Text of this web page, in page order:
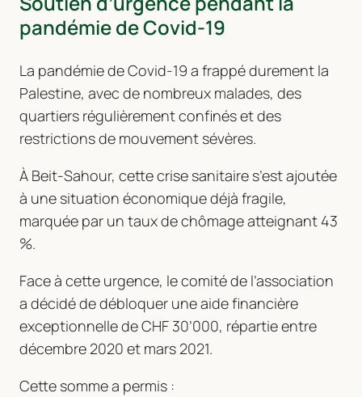
pandémie de Covid-19
La pandémie de Covid-19 a frappé durement la
Palestine, avec de nombreux malades, des
quartiers régulièrement confinés et des
restrictions de mouvement sévères.
À Beit-Sahour, cette crise sanitaire s’est ajoutée
à une situation économique déjà fragile,
marquée par un taux de chômage atteignant 43
%.
Face à cette urgence, le comité de l’association
a décidé de débloquer une aide financière
exceptionnelle de CHF 30’000, répartie entre
décembre 2020 et mars 2021.
Cette somme a permis :